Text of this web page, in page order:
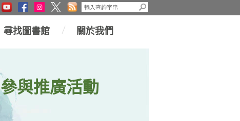
尋找圖書館 關於我們
參與推廣活動